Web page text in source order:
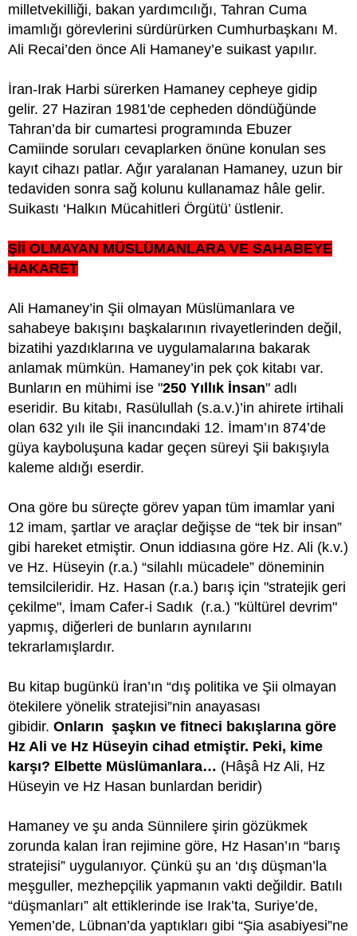
milletvekilliği, bakan yardımcılığı, Tahran Cuma
imamlığı görevlerini sürdürürken Cumhurbaşkanı M.
Ali Recai’den önce Ali Hamaney’e suikast yapılır.
İran-Irak Harbi sürerken Hamaney cepheye gidip
gelir. 27 Haziran 1981'de cepheden döndüğünde
Tahran’da bir cumartesi programında Ebuzer
Camiinde soruları cevaplarken önüne konulan ses
kayıt cihazı patlar. Ağır yaralanan Hamaney, uzun bir
tedaviden sonra sağ kolunu kullanamaz hâle gelir.
Suikastı ‘Halkın Mücahitleri Örgütü’ üstlenir.
Şİİ OLMAYAN MÜSLÜMANLARA VE SAHABEYE
HAKARET
Ali Hamaney’in Şii olmayan Müslümanlara ve
sahabeye bakışını başkalarının rivayetlerinden değil,
bizatihi yazdıklarına ve uygulamalarına bakarak
anlamak mümkün. Hamaney’in pek çok kitabı var.
Bunların en mühimi ise "250 Yıllık İnsan" adlı
eseridir. Bu kitabı, Rasülullah (s.a.v.)’in ahirete irtihali
olan 632 yılı ile Şii inancındaki 12. İmam’ın 874’de
güya kayboluşuna kadar geçen süreyi Şii bakışıyla
kaleme aldığı eserdir.
Ona göre bu süreçte görev yapan tüm imamlar yani
12 imam, şartlar ve araçlar değişse de “tek bir insan”
gibi hareket etmiştir. Onun iddiasına göre Hz. Ali (k.v.)
ve Hz. Hüseyin (r.a.) “silahlı mücadele” döneminin
temsilcileridir. Hz. Hasan (r.a.) barış için "stratejik geri
çekilme", İmam Cafer-i Sadık (r.a.) "kültürel devrim"
yapmış, diğerleri de bunların aynılarını
tekrarlamışlardır.
Bu kitap bugünkü İran’ın “dış politika ve Şii olmayan
ötekilere yönelik stratejisi”nin anayasası
gibidir. Onların şaşkın ve fitneci bakışlarına göre
Hz Ali ve Hz Hüseyin cihad etmiştir. Peki, kime
karşı? Elbette Müslümanlara… (Hâşâ Hz Ali, Hz
Hüseyin ve Hz Hasan bunlardan beridir)
Hamaney ve şu anda Sünnilere şirin gözükmek
zorunda kalan İran rejimine göre, Hz Hasan’ın “barış
stratejisi” uygulanıyor. Çünkü şu an ‘dış düşman’la
meşguller, mezhepçilik yapmanın vakti değildir. Batılı
“düşmanları” alt ettiklerinde ise Irak’ta, Suriye’de,
Yemen’de, Lübnan’da yaptıkları gibi “Şia asabiyesi”ne